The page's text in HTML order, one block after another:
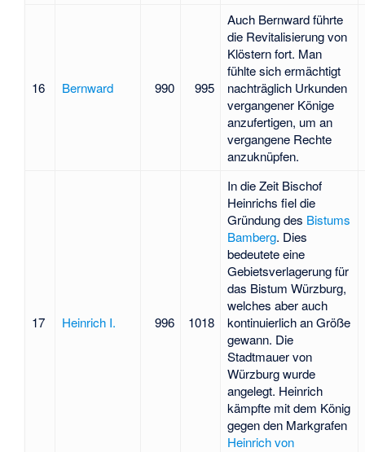
16 Bernward 990 995
Auch Bernward führte
die Revitalisierung von
Klöstern fort. Man
fühlte sich ermächtigt
nachträglich Urkunden
vergangener Könige
anzufertigen, um an
vergangene Rechte
anzuknüpfen.
17 Heinrich I. 996 1018
In die Zeit Bischof
Heinrichs fiel die
Gründung des Bistums
Bamberg. Dies
bedeutete eine
Gebietsverlagerung für
das Bistum Würzburg,
welches aber auch
kontinuierlich an Größe
gewann. Die
Stadtmauer von
Würzburg wurde
angelegt. Heinrich
kämpfte mit dem König
gegen den Markgrafen
Heinrich von